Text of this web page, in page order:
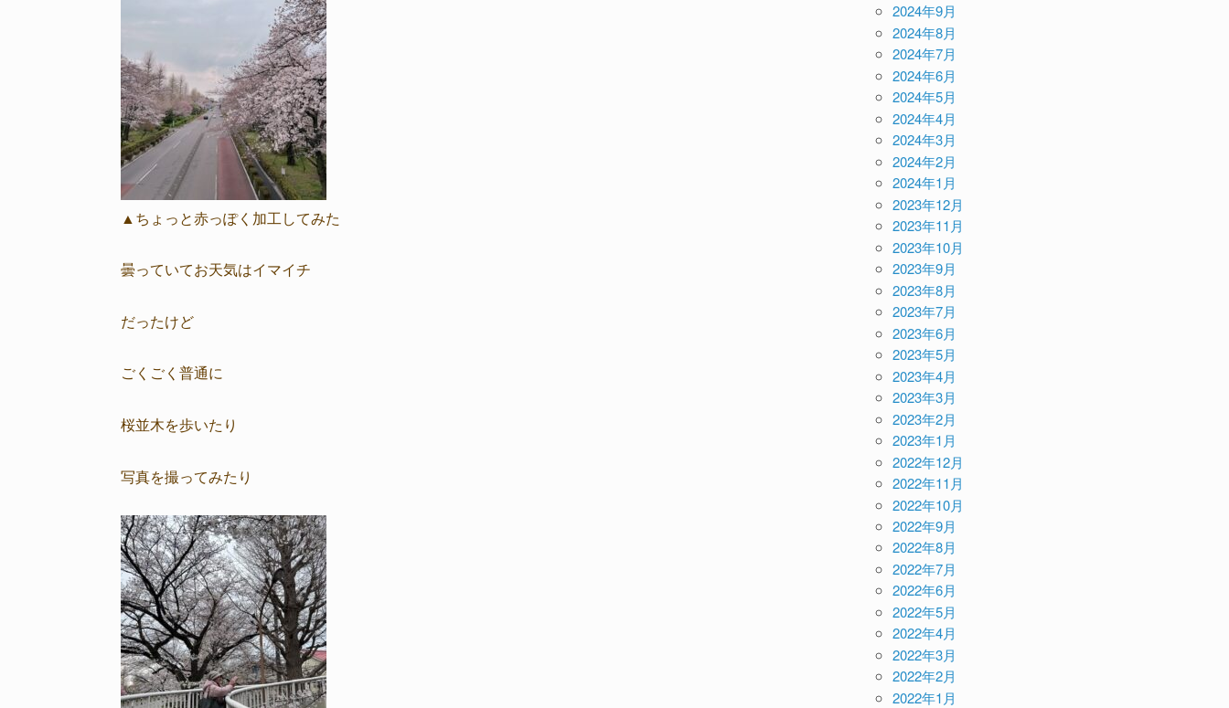
▲ちょっと赤っぽく加工してみた
曇っていてお天気はイマイチ
だったけど
ごくごく普通に
桜並木を歩いたり
写真を撮ってみたり
2024年9月
2024年8月
2024年7月
2024年6月
2024年5月
2024年4月
2024年3月
2024年2月
2024年1月
2023年12月
2023年11月
2023年10月
2023年9月
2023年8月
2023年7月
2023年6月
2023年5月
2023年4月
2023年3月
2023年2月
2023年1月
2022年12月
2022年11月
2022年10月
2022年9月
2022年8月
2022年7月
2022年6月
2022年5月
2022年4月
2022年3月
2022年2月
2022年1月